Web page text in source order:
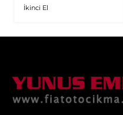
İkinci El